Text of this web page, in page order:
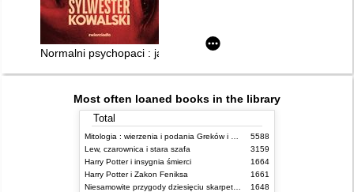
Normalni psychopaci : jak ich rozpoznać, jak się przed nimi
Most often loaned books in the library
Total
5588
Lew, czarownica i stara szafa
3159
Harry Potter i insygnia śmierci
1664
Harry Potter i Zakon Feniksa
1661
1648